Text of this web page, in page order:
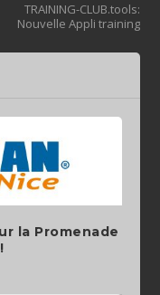
TRAINING-CLUB.tools:
Nouvelle Appli training
la Promenade